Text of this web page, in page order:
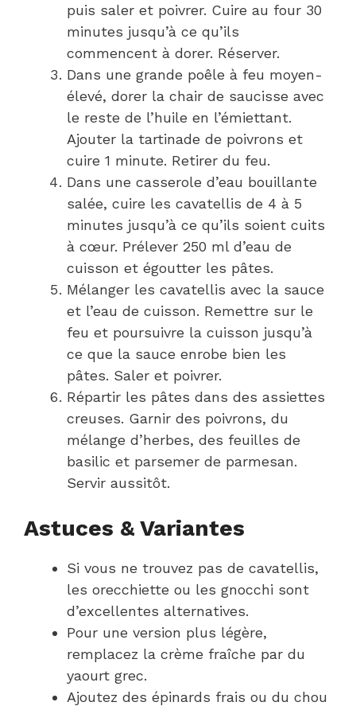
puis saler et poivrer. Cuire au four 30
minutes jusqu’à ce qu’ils
commencent à dorer. Réserver.
Dans une grande poêle à feu moyen-
élevé, dorer la chair de saucisse avec
le reste de l’huile en l’émiettant.
Ajouter la tartinade de poivrons et
cuire 1 minute. Retirer du feu.
Dans une casserole d’eau bouillante
salée, cuire les cavatellis de 4 à 5
minutes jusqu’à ce qu’ils soient cuits
à cœur. Prélever 250 ml d’eau de
cuisson et égoutter les pâtes.
Mélanger les cavatellis avec la sauce
et l’eau de cuisson. Remettre sur le
feu et poursuivre la cuisson jusqu’à
ce que la sauce enrobe bien les
pâtes. Saler et poivrer.
Répartir les pâtes dans des assiettes
creuses. Garnir des poivrons, du
mélange d’herbes, des feuilles de
basilic et parsemer de parmesan.
Servir aussitôt.
Astuces & Variantes
Si vous ne trouvez pas de cavatellis,
les orecchiette ou les gnocchi sont
d’excellentes alternatives.
Pour une version plus légère,
remplacez la crème fraîche par du
yaourt grec.
Ajoutez des épinards frais ou du chou